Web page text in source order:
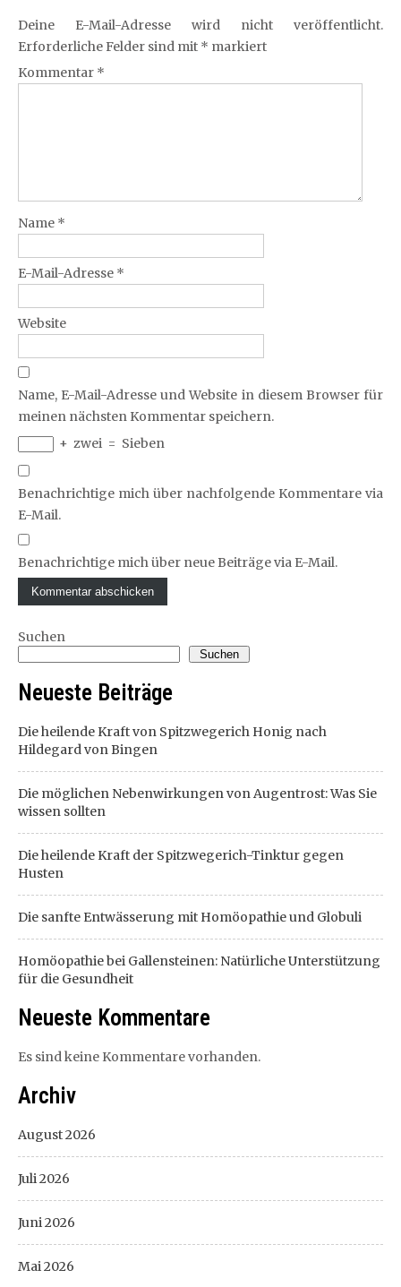
Deine E-Mail-Adresse wird nicht veröffentlicht.
Erforderliche Felder sind mit * markiert
Kommentar *
Name *
E-Mail-Adresse *
Website
Name, E-Mail-Adresse und Website in diesem Browser für
meinen nächsten Kommentar speichern.
+ zwei = Sieben
Benachrichtige mich über nachfolgende Kommentare via
E-Mail.
Benachrichtige mich über neue Beiträge via E-Mail.
Suchen
Suchen
Neueste Beiträge
Die heilende Kraft von Spitzwegerich Honig nach
Hildegard von Bingen
Die möglichen Nebenwirkungen von Augentrost: Was Sie
wissen sollten
Die heilende Kraft der Spitzwegerich-Tinktur gegen
Husten
Die sanfte Entwässerung mit Homöopathie und Globuli
Homöopathie bei Gallensteinen: Natürliche Unterstützung
für die Gesundheit
Neueste Kommentare
Es sind keine Kommentare vorhanden.
Archiv
August 2026
Juli 2026
Juni 2026
Mai 2026